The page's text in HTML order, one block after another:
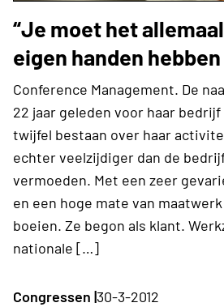
“Je moet het
eigen handen
Conference Management. De
22 jaar geleden voor haar
twijfel bestaan over haar
echter veelzijdiger dan de
vermoeden. Met een zeer
en een hoge mate van
boeien. Ze begon als klant.
nationale […]
Congressen |30-3-2012